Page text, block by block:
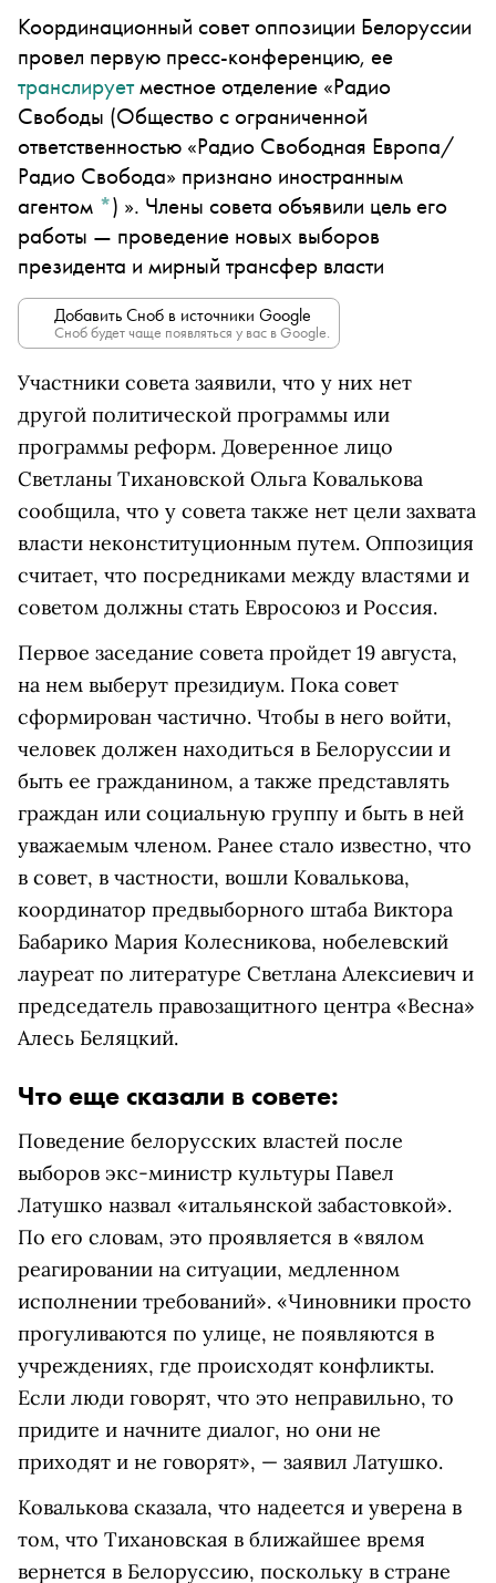
Координационный совет оппозиции Белоруссии
провел первую пресс-конференцию, ее
транслируетместное отделение «Радио
Свободы (Общество с ограниченной
ответственностью «Радио Свободная Европа/
Радио Свобода» признано иностранным
агентом *) ». Члены совета объявили цель его
работы — проведение новых выборов
президента и мирный трансфер власти
Добавить Сноб в источники Google
Сноб будет чаще появляться у вас в Google.
Участники совета заявили, что у них нет
другой политической программы или
программы реформ. Доверенное лицо
Светланы Тихановской Ольга Ковалькова
сообщила, что у совета также нет цели захвата
власти неконституционным путем. Оппозиция
считает, что посредниками между властями и
советом должны стать Евросоюз и Россия.
Первое заседание совета пройдет 19 августа,
на нем выберут президиум. Пока совет
сформирован частично. Чтобы в него войти,
человек должен находиться в Белоруссии и
быть ее гражданином, а также представлять
граждан или социальную группу и быть в ней
уважаемым членом. Ранее стало известно, что
в совет, в частности, вошли Ковалькова,
координатор предвыборного штаба Виктора
Бабарико Мария Колесникова, нобелевский
лауреат по литературе Светлана Алексиевич и
председатель правозащитного центра «Весна»
Алесь Беляцкий.
Что еще сказали в совете:
Поведение белорусских властей после
выборов экс-министр культуры Павел
Латушко назвал «итальянской забастовкой».
По его словам, это проявляется в «вялом
реагировании на ситуации, медленном
исполнении требований». «Чиновники просто
прогуливаются по улице, не появляются в
учреждениях, где происходят конфликты.
Если люди говорят, что это неправильно, то
придите и начните диалог, но они не
приходят и не говорят», — заявил Латушко.
Ковалькова сказала, что надеется и уверена в
том, что Тихановская в ближайшее время
вернется в Белоруссию, поскольку в стране